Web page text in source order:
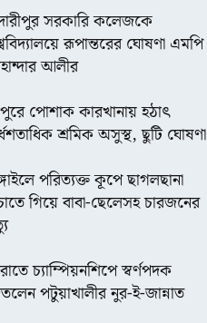
সরকারি কলেজকে
রূপান্তরের ঘোষণা এমপি
আলীর
পোশাক কারখানায় হঠাৎ
শ্রমিক অসুস্থ, ছুটি ঘোষণা
পরিত্যক্ত কূপে ছাগলছানা
গিয়ে বাবা-ছেলেসহ চারজনের
চ্যাম্পিয়নশিপে স্বর্ণপদক
পটুয়াখালীর নুর-ই-জান্নাত